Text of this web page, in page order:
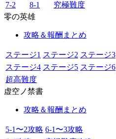
7-2
8-1
究極難度
零の英雄
攻略＆報酬まとめ
ステージ1 ステージ2 ステージ3
ステージ4 ステージ5 ステージ6
超高難度
虚空ノ禁書
攻略＆報酬まとめ
5-1〜2攻略 6-1〜3攻略